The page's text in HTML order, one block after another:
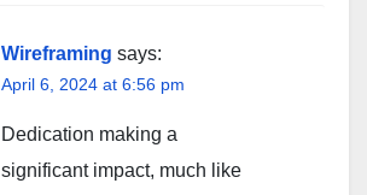
Wireframing says:
April 6, 2024 at 6:56 pm
Dedication making a
significant impact, much like